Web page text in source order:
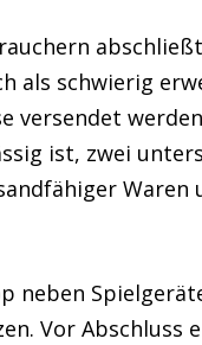
als schwierig
versendet
ist, zwei
Waren
Vor Abschluss